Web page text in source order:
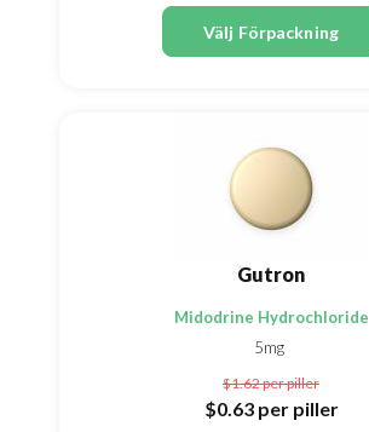
Välj Förpackning
Gutron
Midodrine Hydrochloride
5mg
$1.62per piller
$0.63 per piller